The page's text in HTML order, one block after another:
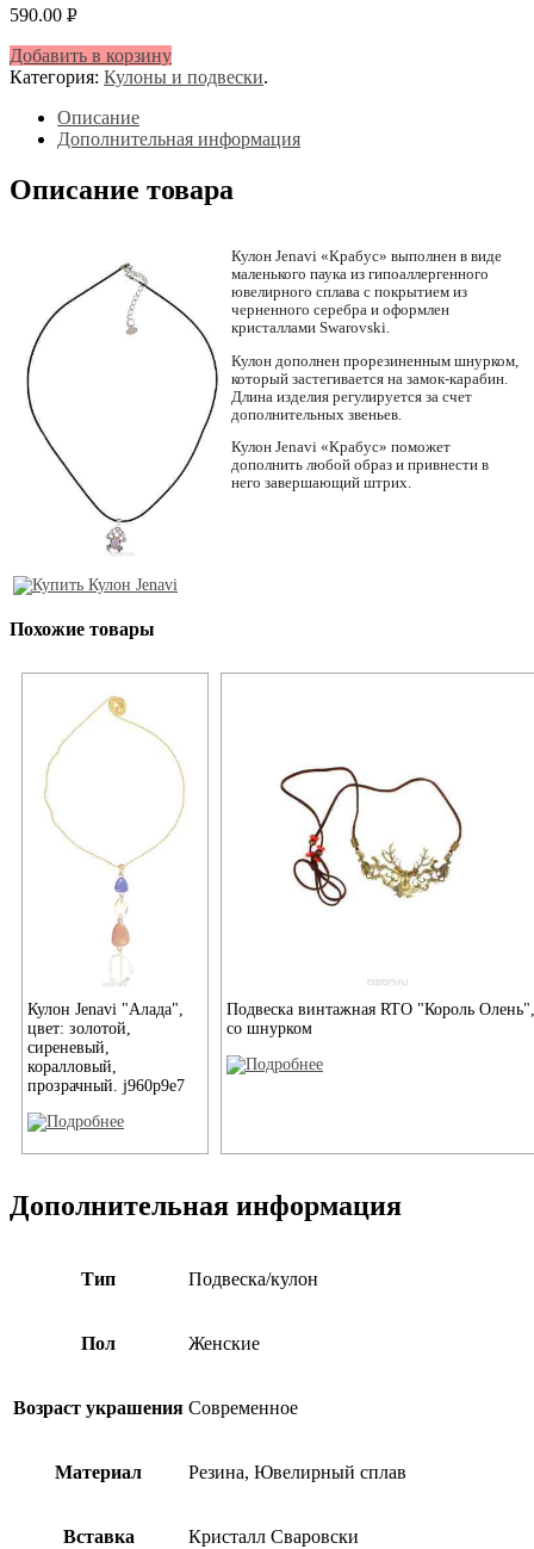
590.00 Р
Добавить в корзину
Категория: Кулоны и подвески.
Описание
Дополнительная информация
Описание товара
Кулон Jenavi «Крабус» выполнен в виде
маленького паука из гипоаллергенного
ювелирного сплава с покрытием из
черненного серебра и оформлен
кристаллами Swarovski.
Кулон дополнен прорезиненным шнурком,
который застегивается на замок-карабин.
Длина изделия регулируется за счет
дополнительных звеньев.
Кулон Jenavi «Крабус» поможет
дополнить любой образ и привнести в
него завершающий штрих.
Похожие товары
Кулон Jenavi "Алада",
цвет: золотой,
сиреневый,
коралловый,
прозрачный. j960p9e7
Подвеска винтажная RTO "Король Олень",
со шнурком
Дополнительная информация
Тип Подвеска/кулон
Пол Женские
Возраст украшения Современное
Материал Резина, Ювелирный сплав
Вставка Кристалл Сваровски